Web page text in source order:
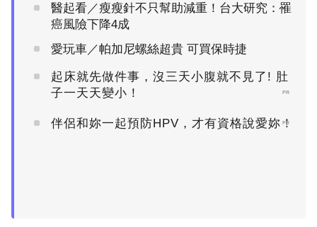
醫起看／瘦瘦針不只幫助減重！台大研究：罹
癌風險下降4成
愛玩車／帕加尼螺絲超貴 可買保時捷
起床就先做件事，沒三天小腹就不見了! 肚
子一天天變小！
PR
伴侶和妳一起預防HPV，才有資格說愛妳！
PR